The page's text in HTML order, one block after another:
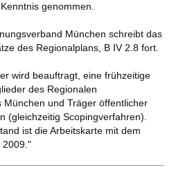
genommen.
München schreibt das
des Regionalplans, B IV 2.8 fort.
wird beauftragt, eine frühzeitige
des Regionalen
München und Träger öffentlicher
(gleichzeitig Scopingverfahren).
ist die Arbeitskarte mit dem
2009."